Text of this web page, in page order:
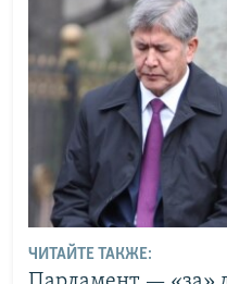
ЧИТАЙТЕ ТАКЖЕ: